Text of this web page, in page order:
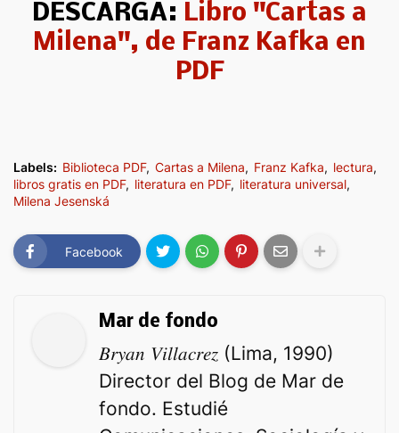
DESCARGA: Libro "Cartas a
Milena", de Franz Kafka en
PDF
Labels: Biblioteca PDF Cartas a Milena Franz Kafka
lectura
libros gratis en PDF
literatura en PDF
literatura universal
Milena Jesenská
Facebook
Mar de fondo
𝐵𝑟𝑦𝑎𝑛 𝑉𝑖𝑙𝑙𝑎𝑐𝑟𝑒𝑧 (Lima, 1990)
Director del Blog de Mar de
fondo. Estudié